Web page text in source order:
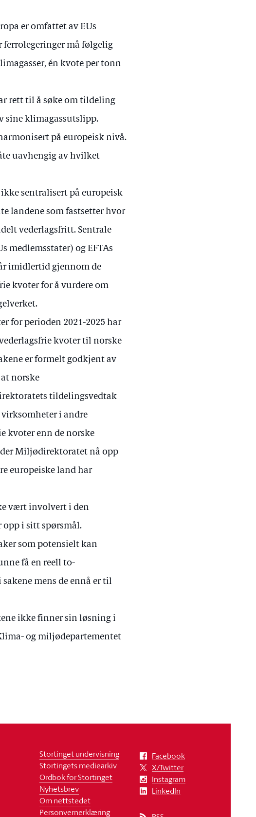
er omfattet av EUs
ferrolegeringer må følgelig
én kvote per tonn
rett til å søke om tildeling
sine klimagassutslipp.
på europeisk nivå.
uavhengig av hvilket
sentralisert på europeisk
landene som fastsetter hvor
vederlagsfritt. Sentrale
medlemsstater) og EFTAs
imidlertid gjennom de
kvoter for å vurdere om
for perioden 2021-2025 har
kvoter til norske
er formelt godkjent av
norske
tildelingsvedtak
i andre
kvoter enn de norske
Miljødirektoratet nå opp
europeiske land har
vært involvert i den
i sitt spørsmål.
som potensielt kan
få en reell to-
mens de ennå er til
ikke finner sin løsning i
og miljødepartementet
Stortinget undervisning
Stortingets mediearkiv
Ordbok for Stortinget
Nyhetsbrev
Om nettstedet
Personvernerklæring
Facebook
X/Twitter
Instagram
LinkedIn